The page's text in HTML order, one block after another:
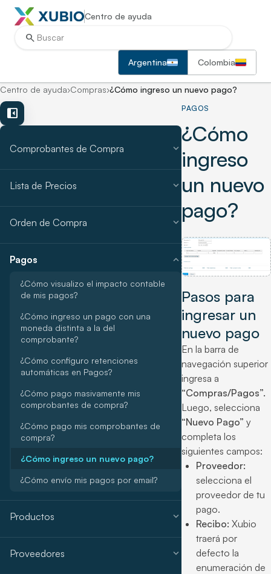
Centro de ayuda
search
Argentina Colombia
Centro de ayuda›Compras›¿Cómo ingreso un nuevo pago?
left_panel_close
Comprobantes de Compra expand_more
Lista de Precios expand_more
Orden de Compra expand_more
Pagos expand_more
¿Cómo visualizo el impacto contable
de mis pagos?
¿Cómo ingreso un pago con una
moneda distinta a la del
comprobante?
¿Cómo configuro retenciones
automáticas en Pagos?
¿Cómo pago masivamente mis
comprobantes de compra?
¿Cómo pago mis comprobantes de
compra?
¿Cómo ingreso un nuevo pago?
¿Cómo envío mis pagos por email?
Productos expand_more
Proveedores expand_more
PAGOS
¿Cómo
ingreso
un nuevo
pago?
Pasos para
ingresar un
nuevo pago
En la barra de
navegación superior
ingresa a
“Compras/Pagos”.
Luego, selecciona
“Nuevo Pago” y
completa los
siguientes campos:
Proveedor:
selecciona el
proveedor de tu
pago.
Recibo: Xubio
traerá por
defecto la
enumeración de